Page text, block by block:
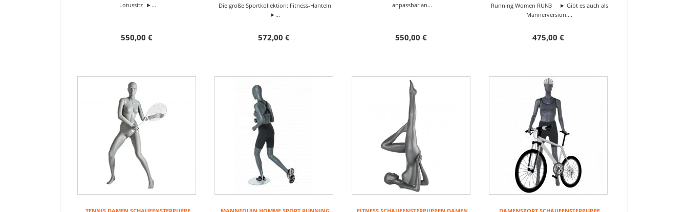
Lotussitz ►...
550,00 €
Die große Sportkollektion: Fitness-Hanteln
►...
572,00 €
anpassbar an...
550,00 €
Running Women RUN3 ► Gibt es auch als
Männerversion....
475,00 €